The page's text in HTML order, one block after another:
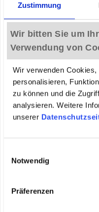
Zustimmung
Wir bitten Sie um
Verwendung von
Wir verwenden
personalisieren,
zu können und die
analysieren. Weitere
unserer
Notwendig
Präferenzen
Servicebereich aktiv.
Check-in und Check-
Reservierungen
servierst - mit deinem
Gästen für die Dauer
komplett ausblenden
fühlen.
Du hast eine
Du hast ein echtes
Du bringst nicht nur
Dann sind uns